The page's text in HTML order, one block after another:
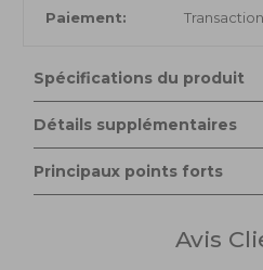
Paiement:
Spécifications du produit
Détails supplémentaires
Principaux points forts
Avis